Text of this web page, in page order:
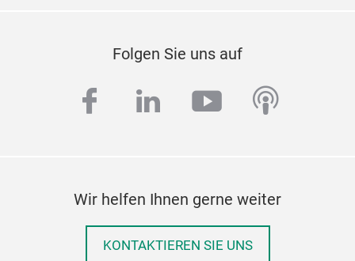
Folgen Sie uns auf
facebook
linkedinyoutube
Wir helfen Ihnen gerne weiter
KONTAKTIEREN SIE UNS